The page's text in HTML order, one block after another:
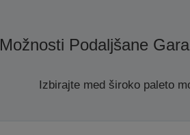
Možnosti Podaljšane
Izbirajte med široko paleto